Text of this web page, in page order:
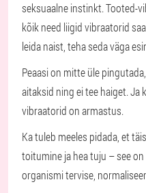
seksuaalne instinkt. Tooted-
kõik need liigid vibraatorid
leida naist, teha seda väga
Peaasi on mitte üle
aitaksid ning ei tee haiget. Ja
vibraatorid on armastus.
Ka tuleb meeles pidada, et
toitumine ja hea tuju – see
organismi tervise,